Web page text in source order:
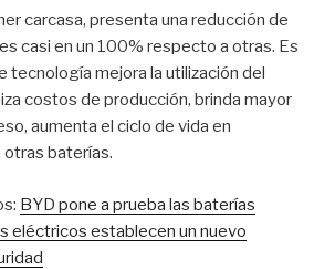
carcasa, presenta una reducción de
casi en un 100% respecto a otras. Es
tecnología mejora la utilización del
costos de producción, brinda mayor
aumenta el ciclo de vida en
baterías.
BYD pone a prueba las baterías
eléctricos establecen un nuevo